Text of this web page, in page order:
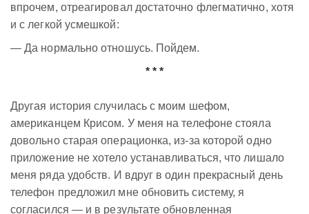
впрочем, отреагировал достаточно флегматично, хотя
и с легкой усмешкой:
— Да нормально отношусь. Пойдем.
* * *
Другая история случилась с моим шефом,
американцем Крисом. У меня на телефоне стояла
довольно старая операционка, из-за которой одно
приложение не хотело устанавливаться, что лишало
меня ряда удобств. И вдруг в один прекрасный день
телефон предложил мне обновить систему, я
согласился — и в результате обновленная